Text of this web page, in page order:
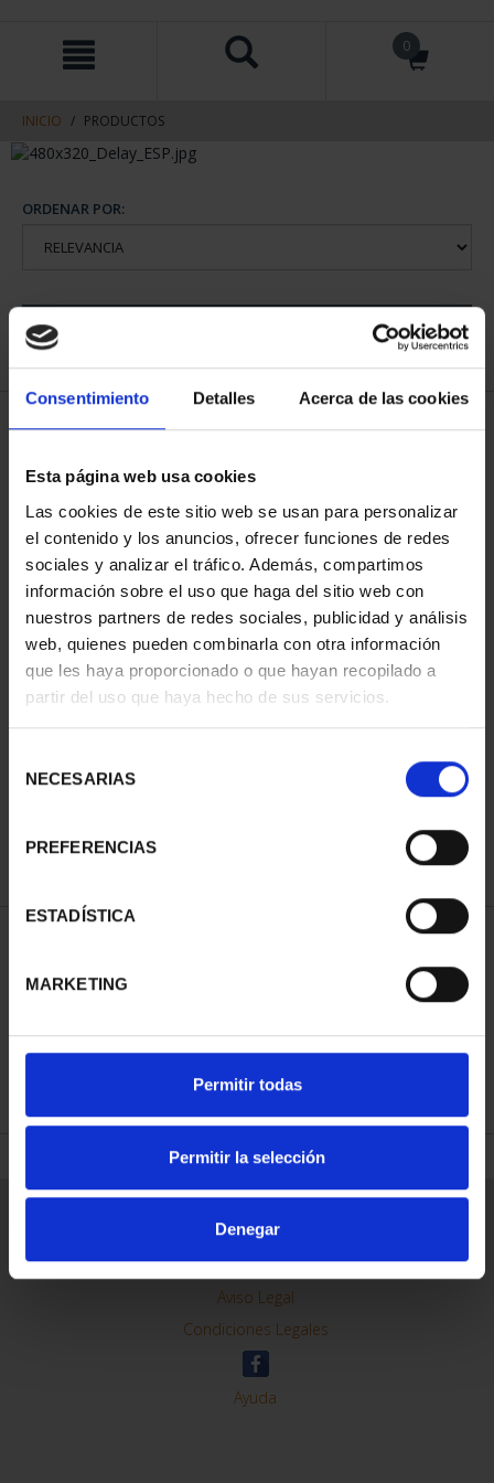
Consentimiento Detalles Acerca de las cookies
Esta página web usa cookies
Las cookies de este sitio web se usan para personalizar
el contenido y los anuncios, ofrecer funciones de redes
sociales y analizar el tráfico. Además, compartimos
información sobre el uso que haga del sitio web con
nuestros partners de redes sociales, publicidad y análisis
web, quienes pueden combinarla con otra información
que les haya proporcionado o que hayan recopilado a
partir del uso que haya hecho de sus servicios.
NECESARIAS
PREFERENCIAS
ESTADÍSTICA
MARKETING
Permitir todas
Permitir la selección
Denegar
contenido
navegacin
0
INICIO PRODUCTOS
ORDENAR POR:
1 Productos encontrados
73,00 €
REFINAR
Contacto
Preguntas Frequentes (FAQs)
Aviso Legal
Condiciones Legales
Ayuda